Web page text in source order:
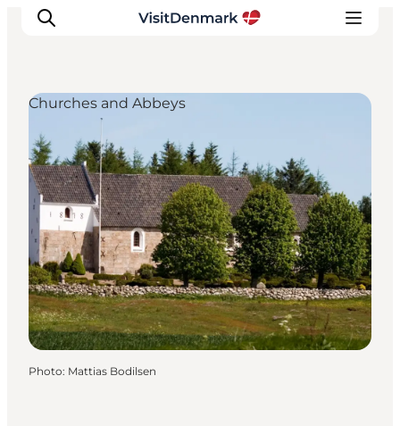
Inspirations
Destinations
Quoi faire
Hébergements
Planifiez votre voyage
Churches and Abbeys
Photo: Mattias Bodilsen